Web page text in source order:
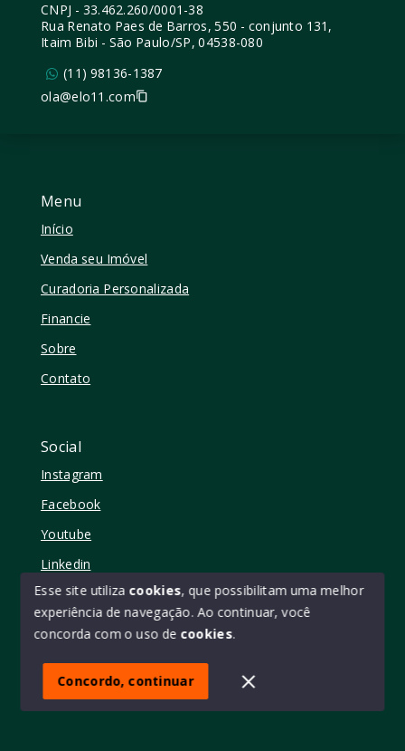
Menu
Início
Venda seu Imóvel
Curadoria Personalizada
Financie
Sobre
Contato
Social
Instagram
Facebook
Youtube
Linkedin
© Copyright 2026 - Elo11 consultoria imobiliária • creci
SITE PARA IMOBILIARIA
CNPJ - 33.462.260/0001-38
Rua Renato Paes de Barros, 550 - conjunto 131,
Itaim Bibi - São Paulo/SP, 04538-080
(11) 98136-1387
ola@elo11.com
Esse site utiliza cookies, que possibilitam uma melhor
experiência de navegação. Ao continuar, você
concorda com o uso de cookies.
Concordo, continuar